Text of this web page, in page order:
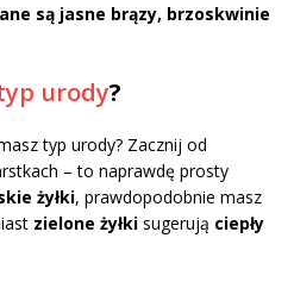
są jasne brązy, brzoskwinie
urody?
typ urody? Zacznij od
– to naprawdę prosty
żyłki, prawdopodobnie masz
zielone żyłki sugerują ciepły